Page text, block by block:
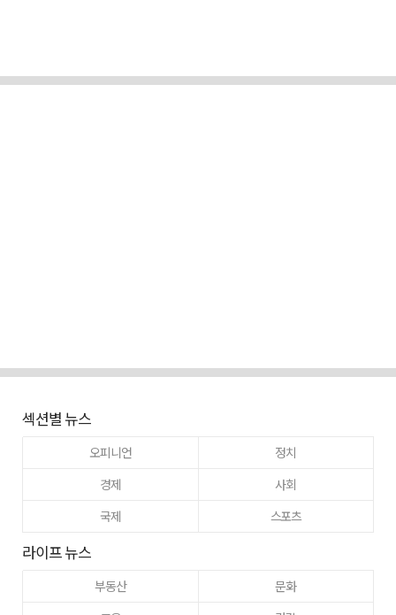
섹션별 뉴스
오피니언
정치
경제
사회
국제
스포츠
라이프 뉴스
부동산
문화